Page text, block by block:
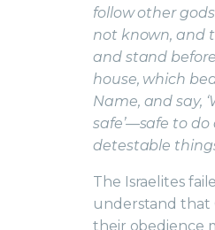
follow other
not known, and
and stand
house, which
Name, and say,
safe’—safe to do
detestable
The Israelites
understand that
their obedience